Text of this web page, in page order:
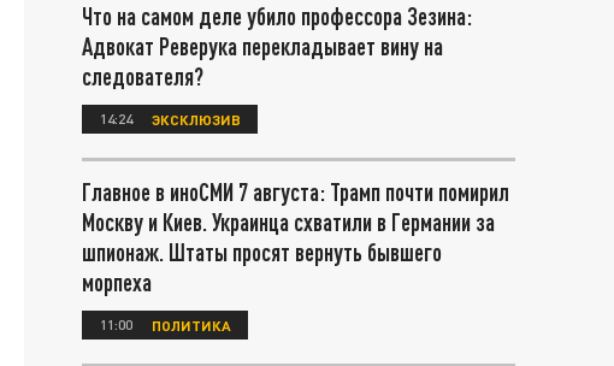
Что на самом деле убило профессора Зезина:
Адвокат Реверука перекладывает вину на
следователя?
14:24 ЭКСКЛЮЗИВ
Главное в иноСМИ 7 августа: Трамп почти помирил
Москву и Киев. Украинца схватили в Германии за
шпионаж. Штаты просят вернуть бывшего
морпеха
11:00 ПОЛИТИКА